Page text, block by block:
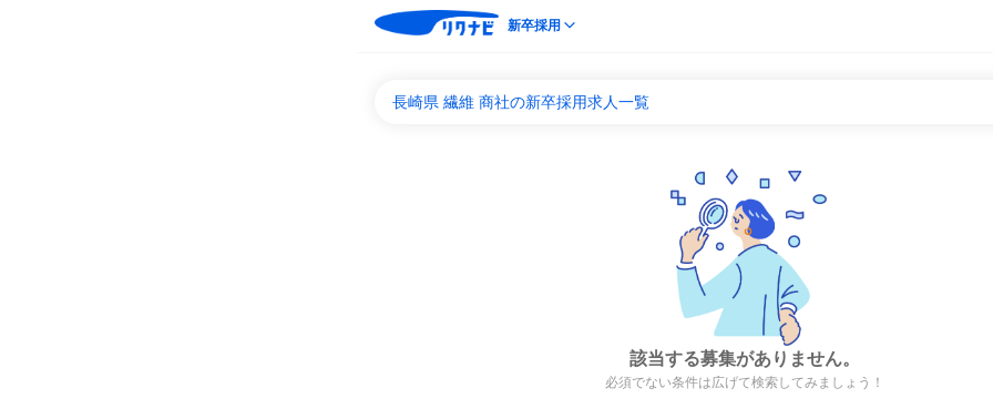
新卒採用
長崎県 繊維 商社の新卒採用求人一覧
該当する募集がありません。
必須でない条件は広げて検索してみましょう！